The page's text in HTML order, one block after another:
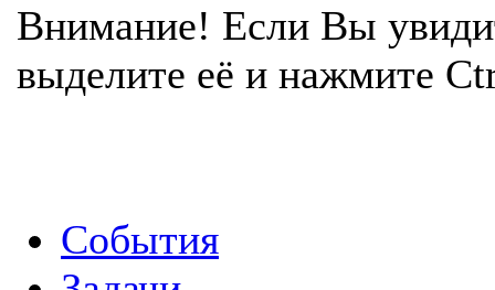
Внимание! Если Вы
выделите её и нажмите
События